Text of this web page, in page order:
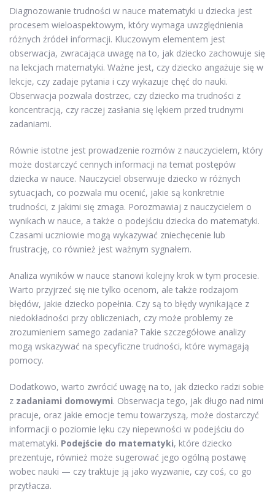
Diagnozowanie trudności w nauce matematyki u dziecka jest
procesem wieloaspektowym, który wymaga uwzględnienia
różnych źródeł informacji. Kluczowym elementem jest
obserwacja, zwracająca uwagę na to, jak dziecko zachowuje się
na lekcjach matematyki. Ważne jest, czy dziecko angażuje się w
lekcje, czy zadaje pytania i czy wykazuje chęć do nauki.
Obserwacja pozwala dostrzec, czy dziecko ma trudności z
koncentracją, czy raczej zasłania się lękiem przed trudnymi
zadaniami.
Równie istotne jest prowadzenie rozmów z nauczycielem, który
może dostarczyć cennych informacji na temat postępów
dziecka w nauce. Nauczyciel obserwuje dziecko w różnych
sytuacjach, co pozwala mu ocenić, jakie są konkretnie
trudności, z jakimi się zmaga. Porozmawiaj z nauczycielem o
wynikach w nauce, a także o podejściu dziecka do matematyki.
Czasami uczniowie mogą wykazywać zniechęcenie lub
frustrację, co również jest ważnym sygnałem.
Analiza wyników w nauce stanowi kolejny krok w tym procesie.
Warto przyjrzeć się nie tylko ocenom, ale także rodzajom
błędów, jakie dziecko popełnia. Czy są to błędy wynikające z
niedokładności przy obliczeniach, czy może problemy ze
zrozumieniem samego zadania? Takie szczegółowe analizy
mogą wskazywać na specyficzne trudności, które wymagają
pomocy.
Dodatkowo, warto zwrócić uwagę na to, jak dziecko radzi sobie
z zadaniami domowymi. Obserwacja tego, jak długo nad nimi
pracuje, oraz jakie emocje temu towarzyszą, może dostarczyć
informacji o poziomie lęku czy niepewności w podejściu do
matematyki. Podejście do matematyki, które dziecko
prezentuje, również może sugerować jego ogólną postawę
wobec nauki — czy traktuje ją jako wyzwanie, czy coś, co go
przytłacza.